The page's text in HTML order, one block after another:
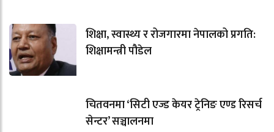
शिक्षा, स्वास्थ्य र रोजगारमा नेपालको प्रगति:
शिक्षामन्त्री पौडेल
चितवनमा ‘सिटी एज्ड केयर ट्रेनिङ एण्ड रिसर्च
सेन्टर’ सञ्चालनमा